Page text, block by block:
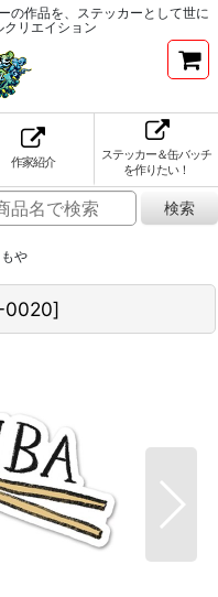
の作品を、ステッカーとして世に
リエイション
作家紹介
ステッカー＆缶バッチ
を作りたい！
や
0020]